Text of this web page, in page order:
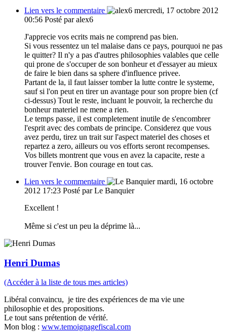
Lien vers le commentaire
mercredi, 17 octobre 2012
00:56 Posté par alex6
J'apprecie vos ecrits mais ne comprend pas bien.
Si vous ressentez un tel malaise dans ce pays, pourquoi ne pas
le quitter? Il n'y a pas d'autres philosophies valables que celle
qui prone de s'occuper de son bonheur et d'essayer au mieux
de faire le bien dans sa sphere d'influence privee.
Partant de la, il faut laisser tomber la lutte contre le systeme,
sauf si l'on peut en tirer un avantage pour son propre bien (cf
ci-dessus) Tout le reste, incluant le pouvoir, la recherche du
bonheur materiel ne mene a rien.
Le temps passe, il est completement inutile de s'encombrer
l'esprit avec des combats de principe. Considerez que vous
avez perdu, tirez un trait sur l'aspect materiel des choses et
repartez a zero, ailleurs ou vos efforts seront recompenses.
Vos billets montrent que vous en avez la capacite, reste a
trouver l'envie. Bon courage en tout cas.
Lien vers le commentaire
mardi, 16 octobre
2012 17:23 Posté par Le Banquier
Excellent !
Même si c'est un peu la déprime là...
Henri Dumas
(Accéder à la liste de tous mes articles)
Libéral convaincu, je tire des expériences de ma vie une
philosophie et des propositions.
Le tout sans prétention de vérité.
Mon blog : www.temoignagefiscal.com